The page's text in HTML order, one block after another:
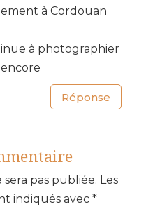
à Cordouan
à photographier
Réponse
pas publiée. Les
indiqués avec *